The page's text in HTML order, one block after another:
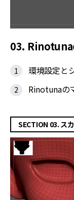
03. Rinotuna
環境設定と
Rinotunaの
SECTION 03. ス